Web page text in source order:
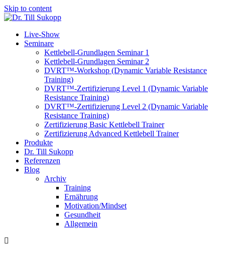
Skip to content
Live-Show
Seminare
Kettlebell-Grundlagen Seminar 1
Kettlebell-Grundlagen Seminar 2
DVRT™-Workshop (Dynamic Variable Resistance
Training)
DVRT™-Zertifizierung Level 1 (Dynamic Variable
Resistance Training)
DVRT™-Zertifizierung Level 2 (Dynamic Variable
Resistance Training)
Zertifizierung Basic Kettlebell Trainer
Zertifizierung Advanced Kettlebell Trainer
Produkte
Dr. Till Sukopp
Referenzen
Blog
Archiv
Training
Ernährung
Motivation/Mindset
Gesundheit
Allgemein